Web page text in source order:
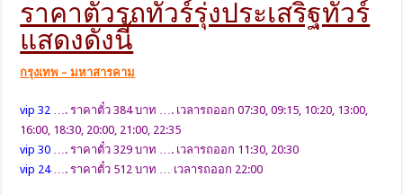
ราคาตั๋วรถทัวร์รุ่งประเสริฐทัวร์
แสดงดังนี้
กรุงเทพ – มหาสารคาม
vip 32 …. ราคาตั๋ว 384 บาท …. เวลารถออก 07:30, 09:15, 10:20, 13:00,
16:00, 18:30, 20:00, 21:00, 22:35
vip 30 …. ราคาตั๋ว 329 บาท …. เวลารถออก 11:30, 20:30
vip 24…. ราคาตั๋ว 512 บาท … เวลารถออก 22:00